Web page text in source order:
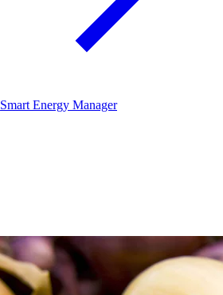
Smart Energy Manager